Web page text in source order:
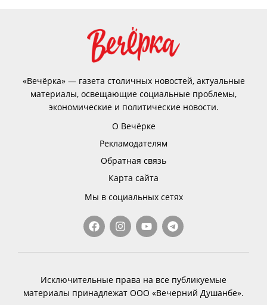
«Вечёрка» — газета столичных новостей, актуальные
материалы, освещающие социальные проблемы,
экономические и политические новости.
О Вечёрке
Рекламодателям
Обратная связь
Карта сайта
Мы в социальных сетях
Исключительные права на все публикуемые
материалы принадлежат ООО «Вечерний Душанбе».